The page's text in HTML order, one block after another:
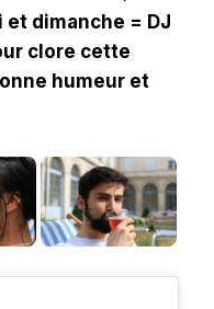
dimanche = DJ
clore cette
humeur et